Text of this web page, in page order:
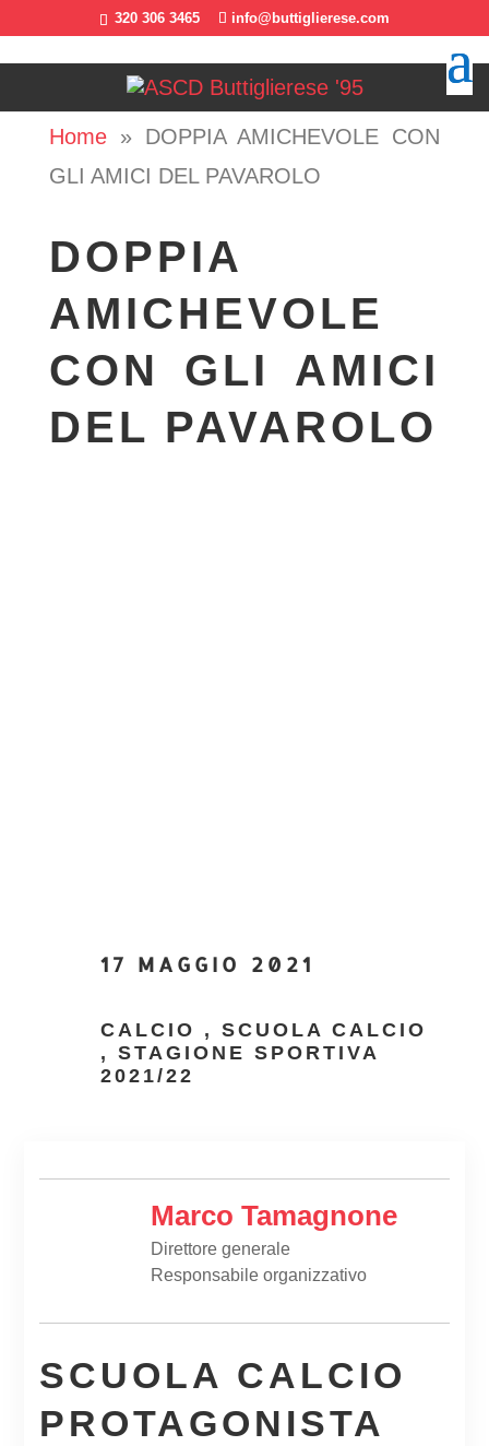
320 306 3465 info@buttiglierese.com
Home» DOPPIA AMICHEVOLE CON
GLI AMICI DEL PAVAROLO
DOPPIA
AMICHEVOLE
CON GLI AMICI
DEL PAVAROLO
17 MAGGIO 2021
CALCIO , SCUOLA CALCIO
, STAGIONE SPORTIVA
2021/22
Marco Tamagnone
Direttore generale
Responsabile organizzativo
SCUOLA CALCIO
PROTAGONISTA